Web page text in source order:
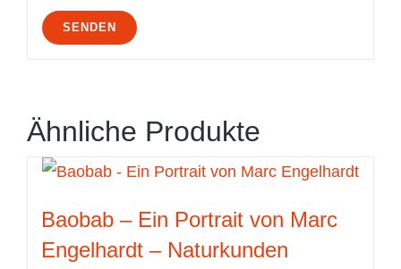
Ähnliche Produkte
Baobab – Ein Portrait von Marc
Engelhardt – Naturkunden